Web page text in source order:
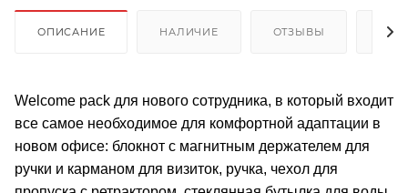
ОПИСАНИЕ НАЛИЧИЕ ОТЗЫВЫ
Welcome pack для нового сотрудника, в который входит
все самое необходимое для комфортной адаптации в
новом офисе: блокнот с магнитным держателем для
ручки и карманом для визиток, ручка, чехол для